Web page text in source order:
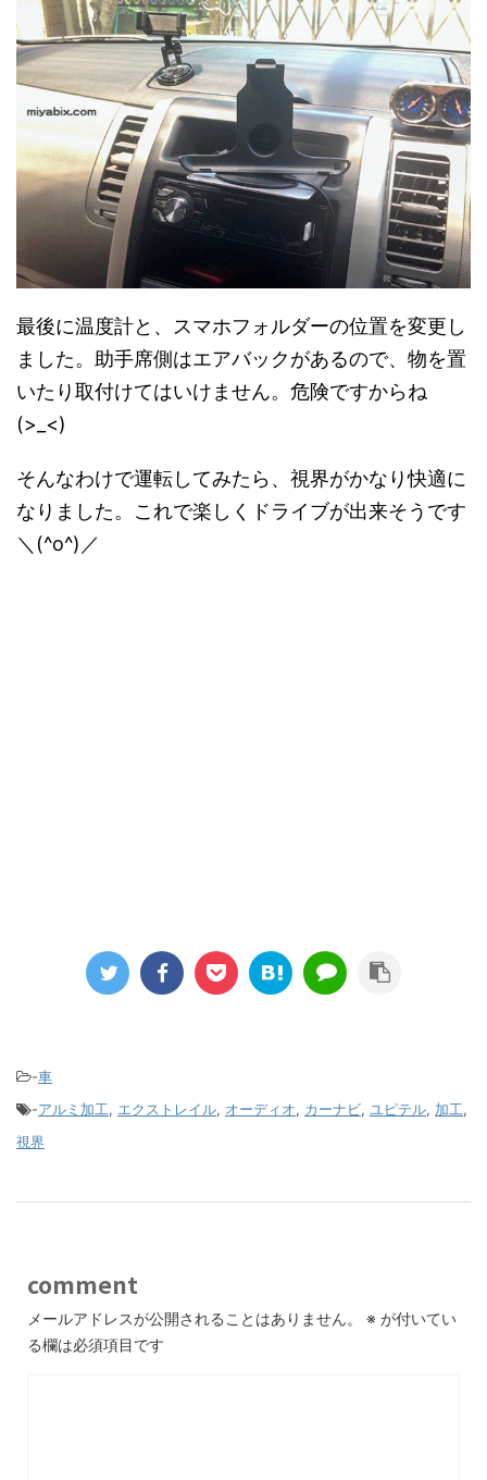
最後に温度計と、スマホフォルダーの位置を変更し
ました。助手席側はエアバックがあるので、物を置
いたり取付けてはいけません。危険ですからね
(>_<)
そんなわけで運転してみたら、視界がかなり快適に
なりました。これで楽しくドライブが出来そうです
＼(^o^)／
-車
-アルミ加工, エクストレイル, オーディオ, カーナビ, ユピテル, 加工,
視界
comment
メールアドレスが公開されることはありません。 ※ が付いてい
る欄は必須項目です